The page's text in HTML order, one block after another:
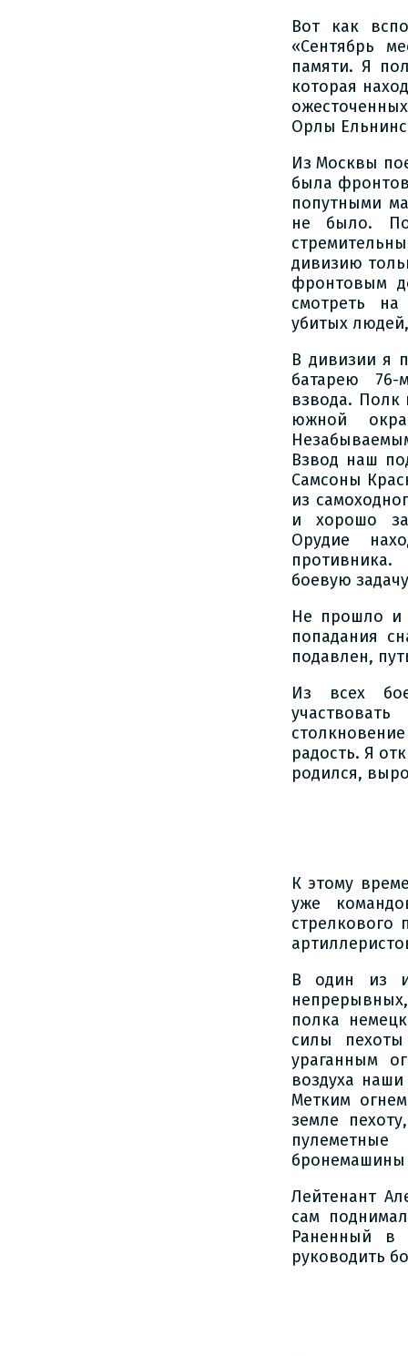
Вот как
«Сентябрь
памяти. Я
которая
Орлы
Из Москвы
была
попутными
не было.
дивизию
фронтовым
смотреть
убитых
В дивизии я
батарею 76-
взвода. Полк
южной
Взвод наш
Самсоны
из
и хорошо
Орудие
боевую
Не прошло и
попадания
подавлен,
Из всех
радость. Я
родился,
К этому
уже
стрелкового
В один из
полка
силы
ураганным
воздуха
Метким
земле
бронемашины
Лейтенант
сам
Раненный в
руководить